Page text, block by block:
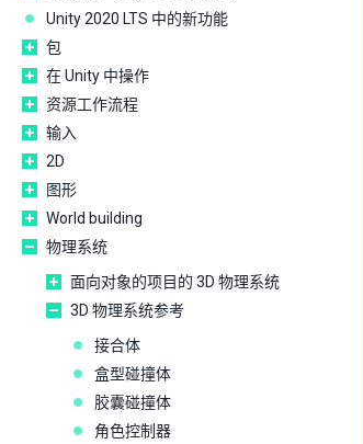
Unity 2020 LTS 中的新功能
包
在 Unity 中操作
资源工作流程
输入
2D
图形
World building
物理系统
面向对象的项目的 3D 物理系统
3D 物理系统参考
接合体
盒型碰撞体
胶囊碰撞体
角色控制器